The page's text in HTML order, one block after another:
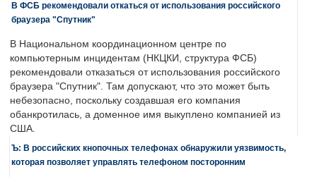
В ФСБ рекомендовали откаться от использования российского
браузера "Спутник"
В Национальном координационном центре по
компьютерным инцидентам (НКЦКИ, структура ФСБ)
рекомендовали отказаться от использования российского
браузера "Спутник". Там допускают, что это может быть
небезопасно, поскольку создавшая его компания
обанкротилась, а доменное имя выкуплено компанией из
США.
Ъ: В российских кнопочных телефонах обнаружили уязвимость,
которая позволяет управлять телефоном посторонним